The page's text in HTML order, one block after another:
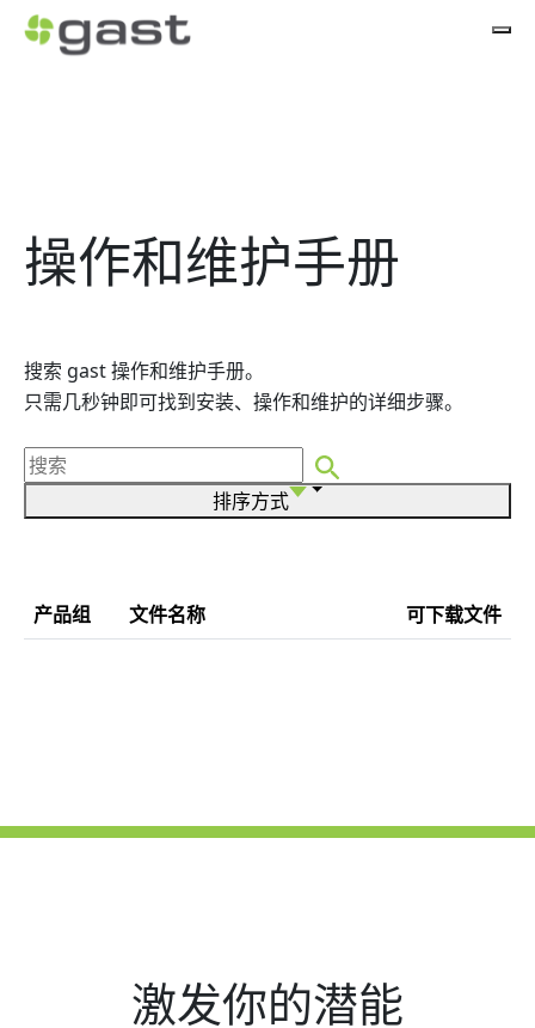
操作和维护手册
搜索 gast 操作和维护手册。
只需几秒钟即可找到安装、操作和维护的详细步骤。
排序方式
产品组 文件名称 可下载文件
激发你的潜能